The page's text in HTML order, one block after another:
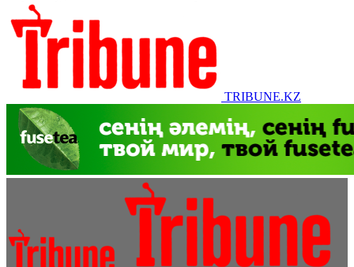
TRIBUNE.KZ